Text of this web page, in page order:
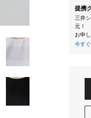
提携
三井
元！
お申
今す